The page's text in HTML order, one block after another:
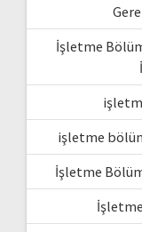
İşletme
işletme
İşletme